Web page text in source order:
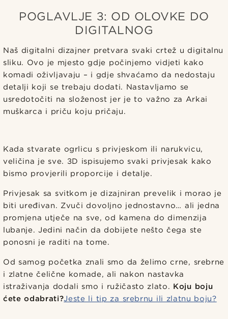
POGLAVLJE 3: OD OLOVKE DO
DIGITALNOG
Naš digitalni dizajner pretvara svaki crtež u digitalnu
sliku. Ovo je mjesto gdje počinjemo vidjeti kako
komadi oživljavaju – i gdje shvaćamo da nedostaju
detalji koji se trebaju dodati. Nastavljamo se
usredotočiti na složenost jer je to važno za Arkai
muškarca i priču koju pričaju.
Kada stvarate ogrlicu s privjeskom ili narukvicu,
veličina je sve. 3D ispisujemo svaki privjesak kako
bismo provjerili proporcije i detalje.
Privjesak sa svitkom je dizajniran prevelik i morao je
biti uređivan. Zvuči dovoljno jednostavno… ali jedna
promjena utječe na sve, od kamena do dimenzija
lubanje. Jedini način da dobijete nešto čega ste
ponosni je raditi na tome.
Od samog početka znali smo da želimo crne, srebrne
i zlatne čelične komade, ali nakon nastavka
istraživanja dodali smo i ružičasto zlato. Koju boju
ćete odabrati?Jeste li tip za srebrnu ili zlatnu boju?